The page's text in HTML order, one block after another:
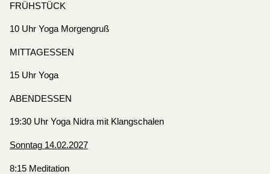
FRÜHSTÜCK
10 Uhr Yoga Morgengruß
MITTAGESSEN
15 Uhr Yoga
ABENDESSEN
19:30 Uhr Yoga Nidra mit Klangschalen
Sonntag 14.02.2027
8:15 Meditation